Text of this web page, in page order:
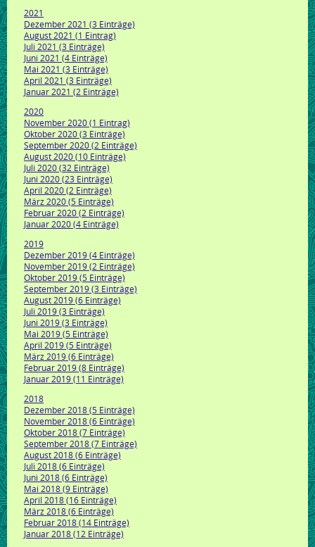
2021
Dezember 2021 (3 Einträge)
August 2021 (1 Eintrag)
Juli 2021 (3 Einträge)
Juni 2021 (4 Einträge)
Mai 2021 (3 Einträge)
April 2021 (3 Einträge)
Januar 2021 (2 Einträge)
2020
November 2020 (1 Eintrag)
Oktober 2020 (3 Einträge)
September 2020 (2 Einträge)
August 2020 (10 Einträge)
Juli 2020 (32 Einträge)
Juni 2020 (23 Einträge)
April 2020 (2 Einträge)
März 2020 (5 Einträge)
Februar 2020 (2 Einträge)
Januar 2020 (4 Einträge)
2019
Dezember 2019 (4 Einträge)
November 2019 (2 Einträge)
Oktober 2019 (5 Einträge)
September 2019 (3 Einträge)
August 2019 (6 Einträge)
Juli 2019 (3 Einträge)
Juni 2019 (3 Einträge)
Mai 2019 (5 Einträge)
April 2019 (5 Einträge)
März 2019 (6 Einträge)
Februar 2019 (8 Einträge)
Januar 2019 (11 Einträge)
2018
Dezember 2018 (5 Einträge)
November 2018 (6 Einträge)
Oktober 2018 (7 Einträge)
September 2018 (7 Einträge)
August 2018 (6 Einträge)
Juli 2018 (6 Einträge)
Juni 2018 (6 Einträge)
Mai 2018 (9 Einträge)
April 2018 (16 Einträge)
März 2018 (6 Einträge)
Februar 2018 (14 Einträge)
Januar 2018 (12 Einträge)